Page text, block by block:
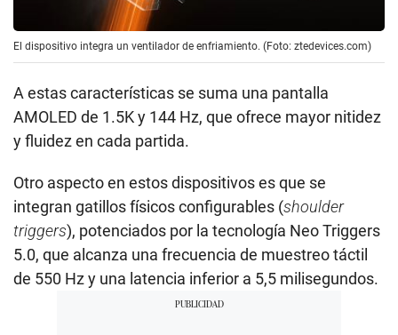
El dispositivo integra un ventilador de enfriamiento. (Foto: ztedevices.com)
A estas características se suma una pantalla
AMOLED de 1.5K y 144 Hz, que ofrece mayor nitidez
y fluidez en cada partida.
Otro aspecto en estos dispositivos es que se
integran gatillos físicos configurables (shoulder
triggers), potenciados por la tecnología Neo Triggers
5.0, que alcanza una frecuencia de muestreo táctil
de 550 Hz y una latencia inferior a 5,5 milisegundos.